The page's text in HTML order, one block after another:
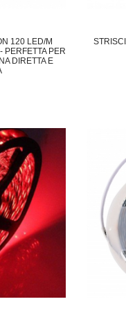
120 LED/M
PERFETTA PER
DIRETTA E